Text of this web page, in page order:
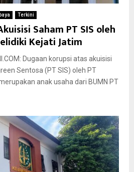
Terkini
Saham PT SIS oleh
Kejati Jatim
Dugaan korupsi atas akuisisi
Sentosa (PT SIS) oleh PT
anak usaha dari BUMN PT